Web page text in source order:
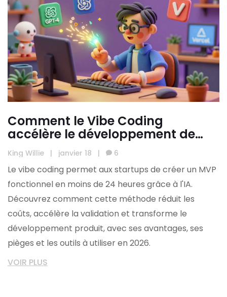
Comment le Vibe Coding
accélère le développement de
MVP pour les startups
King Willie | janvier 18 | 6
Le vibe coding permet aux startups de créer un MVP
fonctionnel en moins de 24 heures grâce à l'IA.
Découvrez comment cette méthode réduit les
coûts, accélère la validation et transforme le
développement produit, avec ses avantages, ses
pièges et les outils à utiliser en 2026.
VOIR PLUS